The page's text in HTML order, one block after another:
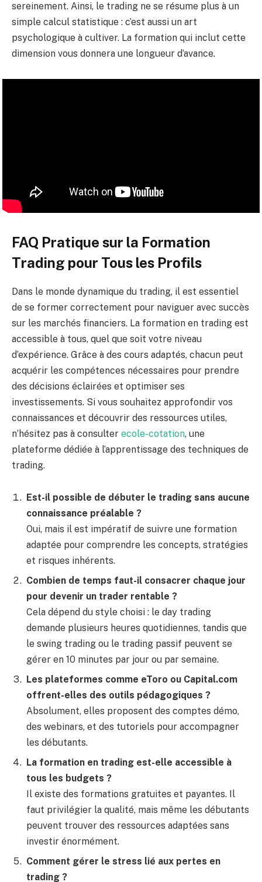
sereinement. Ainsi, le trading ne se résume plus à un
simple calcul statistique : c’est aussi un art
psychologique à cultiver. La formation qui inclut cette
dimension vous donnera une longueur d’avance.
FAQ Pratique sur la Formation
Trading pour Tous les Profils
Dans le monde dynamique du trading, il est essentiel
de se former correctement pour naviguer avec succès
sur les marchés financiers. La formation en trading est
accessible à tous, quel que soit votre niveau
d’expérience. Grâce à des cours adaptés, chacun peut
acquérir les compétences nécessaires pour prendre
des décisions éclairées et optimiser ses
investissements. Si vous souhaitez approfondir vos
connaissances et découvrir des ressources utiles,
n’hésitez pas à consulter ecole-cotation, une
plateforme dédiée à l’apprentissage des techniques de
trading.
Est-il possible de débuter le trading sans aucune
connaissance préalable ?
Oui, mais il est impératif de suivre une formation
adaptée pour comprendre les concepts, stratégies
et risques inhérents.
Combien de temps faut-il consacrer chaque jour
pour devenir un trader rentable ?
Cela dépend du style choisi : le day trading
demande plusieurs heures quotidiennes, tandis que
le swing trading ou le trading passif peuvent se
gérer en 10 minutes par jour ou par semaine.
Les plateformes comme eToro ou Capital.com
offrent-elles des outils pédagogiques ?
Absolument, elles proposent des comptes démo,
des webinars, et des tutoriels pour accompagner
les débutants.
La formation en trading est-elle accessible à
tous les budgets ?
Il existe des formations gratuites et payantes. Il
faut privilégier la qualité, mais même les débutants
peuvent trouver des ressources adaptées sans
investir énormément.
Comment gérer le stress lié aux pertes en
trading ?